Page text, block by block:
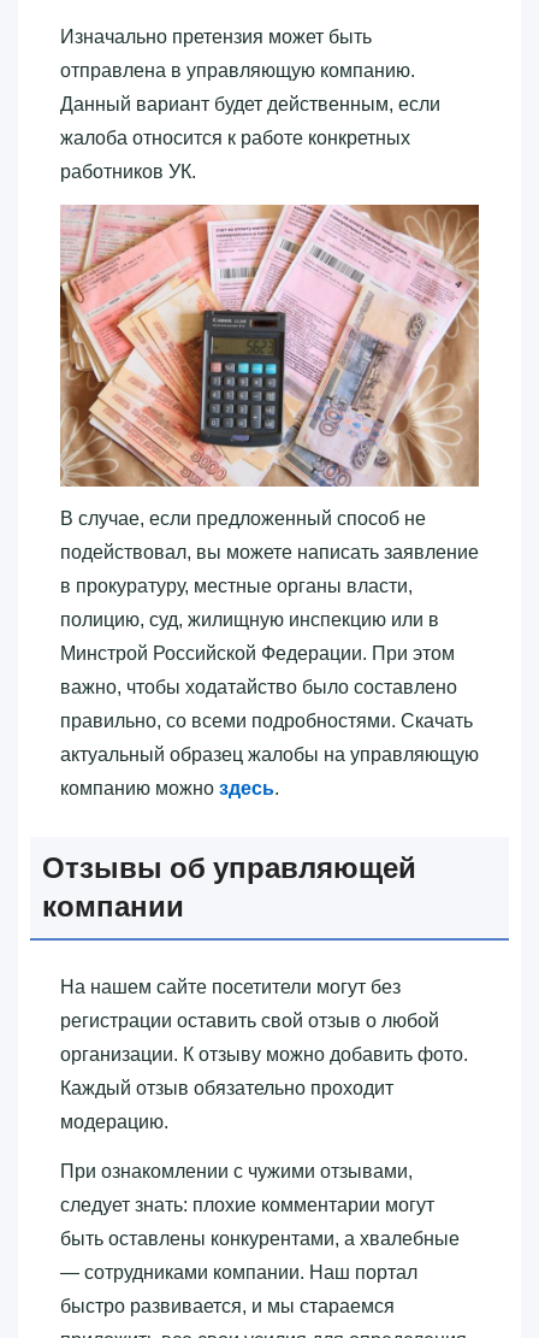
Изначально претензия может быть
отправлена в управляющую компанию.
Данный вариант будет действенным, если
жалоба относится к работе конкретных
работников УК.
В случае, если предложенный способ не
подействовал, вы можете написать заявление
в прокуратуру, местные органы власти,
полицию, суд, жилищную инспекцию или в
Минстрой Российской Федерации. При этом
важно, чтобы ходатайство было составлено
правильно, со всеми подробностями. Скачать
актуальный образец жалобы на управляющую
компанию можно здесь.
Отзывы об управляющей
компании
На нашем сайте посетители могут без
регистрации оставить свой отзыв о любой
организации. К отзыву можно добавить фото.
Каждый отзыв обязательно проходит
модерацию.
При ознакомлении с чужими отзывами,
следует знать: плохие комментарии могут
быть оставлены конкурентами, а хвалебные
— сотрудниками компании. Наш портал
быстро развивается, и мы стараемся